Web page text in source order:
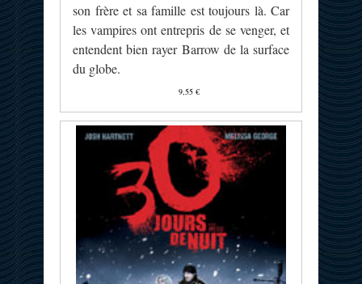
son frère et sa famille est toujours là. Car
les vampires ont entrepris de se venger, et
entendent bien rayer Barrow de la surface
du globe.
9,55 €